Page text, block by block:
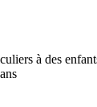
à des